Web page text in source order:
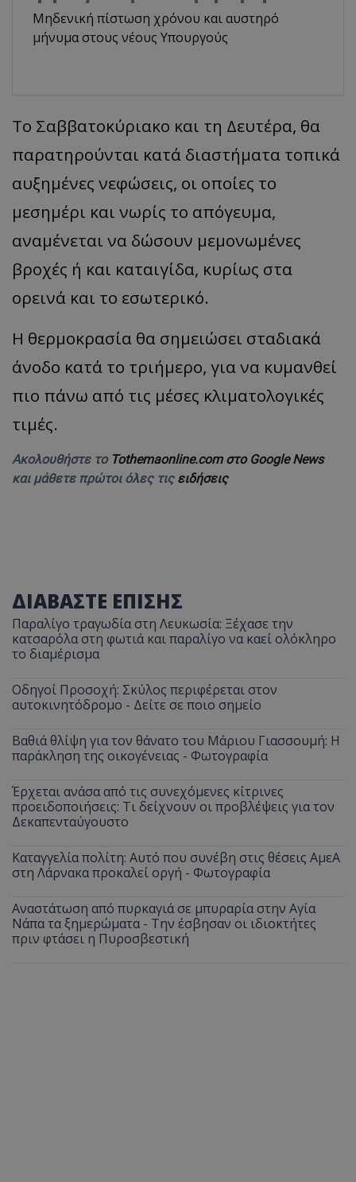
Μηδενική πίστωση χρόνου και αυστηρό
μήνυμα στους νέους Υπουργούς
Το Σαββατοκύριακο και τη Δευτέρα, θα
παρατηρούνται κατά διαστήματα τοπικά
αυξημένες νεφώσεις, οι οποίες το
μεσημέρι και νωρίς το απόγευμα,
αναμένεται να δώσουν μεμονωμένες
βροχές ή και καταιγίδα, κυρίως στα
ορεινά και το εσωτερικό.
Η θερμοκρασία θα σημειώσει σταδιακά
άνοδο κατά το τριήμερο, για να κυμανθεί
πιο πάνω από τις μέσες κλιματολογικές
τιμές.
Ακολουθήστε το Tothemaonline.com στο Google News
και μάθετε πρώτοι όλες τις ειδήσεις
ΔΙΑΒΑΣΤΕ ΕΠΙΣΗΣ
Παραλίγο τραγωδία στη Λευκωσία: Ξέχασε την
κατσαρόλα στη φωτιά και παραλίγο να καεί ολόκληρο
το διαμέρισμα
Οδηγοί Προσοχή: Σκύλος περιφέρεται στον
αυτοκινητόδρομο - Δείτε σε ποιο σημείο
Βαθιά θλίψη για τον θάνατο του Μάριου Γιασσουμή: Η
παράκληση της οικογένειας - Φωτογραφία
Έρχεται ανάσα από τις συνεχόμενες κίτρινες
προειδοποιήσεις: Τι δείχνουν οι προβλέψεις για τον
Δεκαπενταύγουστο
Καταγγελία πολίτη: Αυτό που συνέβη στις θέσεις ΑμεΑ
στη Λάρνακα προκαλεί οργή - Φωτογραφία
Αναστάτωση από πυρκαγιά σε μπυραρία στην Αγία
Νάπα τα ξημερώματα - Την έσβησαν οι ιδιοκτήτες
πριν φτάσει η Πυροσβεστική